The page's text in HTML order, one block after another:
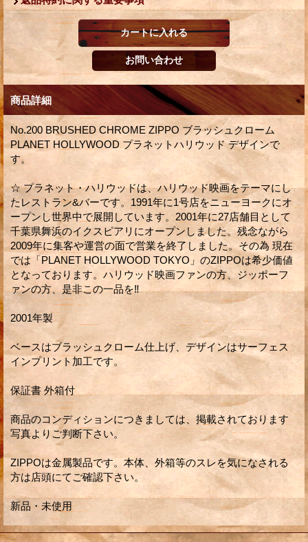
商品詳細
No.200 BRUSHED CHROME ZIPPO ブラッシュクローム
PLANET HOLLYWOOD プラネットハリウッド デザインで
す。
☆ プラネット・ハリウッドは、ハリウッド映画をテーマにし
たレストラン&バーです。1991年に1号店をニューヨークにオ
ープンし世界中で展開しています。2001年に27店舗目として
千葉県舞浜のイクスピアリにオープンしました。残念ながら
2009年に集客や運営の面で営業を終了しました。その為 現在
では「PLANET HOLLYWOOD TOKYO」のZIPPOは希少価値
となっております。ハリウッド映画ファンの方、ジッポーフ
ァンの方、是非この一品を‼︎
2001年製
ベースはブラッシュクローム仕上げ、デザインはサーフェス
インプリント加工です。
保証書 外箱付
商品のコンディションにつきましては、掲載されております
写真よりご判断下さい。
ZIPPOは金属製品です。本体、外箱等のスレを気になされる
方は店頭にてご確認下さい。
新品・未使用